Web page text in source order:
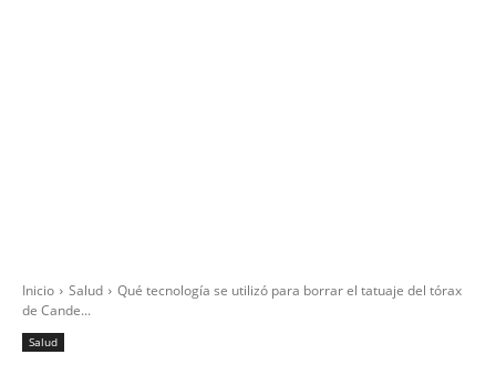
Inicio Salud
Qué tecnología se utilizó para borrar el tatuaje del tórax
de Cande...
Salud